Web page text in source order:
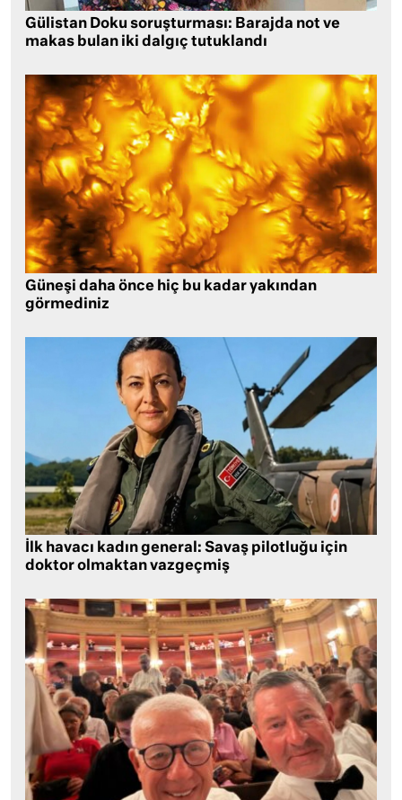
Gülistan Doku soruşturması: Barajda not ve
makas bulan iki dalgıç tutuklandı
Güneşi daha önce hiç bu kadar yakından
görmediniz
İlk havacı kadın general: Savaş pilotluğu için
doktor olmaktan vazgeçmiş